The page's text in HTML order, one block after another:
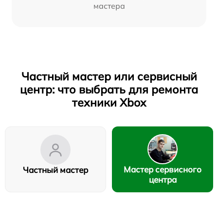
мастера
Частный мастер или сервисный
центр: что выбрать для ремонта
техники Xbox
Частный мастер
Мастер сервисного
центра